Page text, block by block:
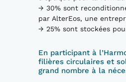
→ 30% sont
par AlterEos, une
→ 25% sont stockées
En participant à
filières circulaires et
grand nombre à la